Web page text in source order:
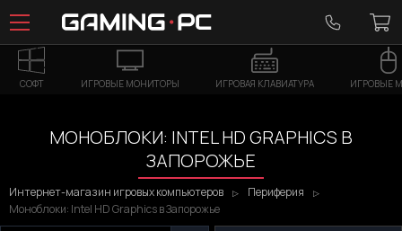
СОФТ ИГРОВЫЕ МОНИТОРЫ ИГРОВАЯ КЛАВИАТУРА ИГРОВЫЕ
МОНОБЛОКИ: INTEL HD GRAPHICS В
ЗАПОРОЖЬЕ
Интернет-магазин игровых компьютеров
Периферия
Моноблоки: Intel HD Graphics в Запорожье